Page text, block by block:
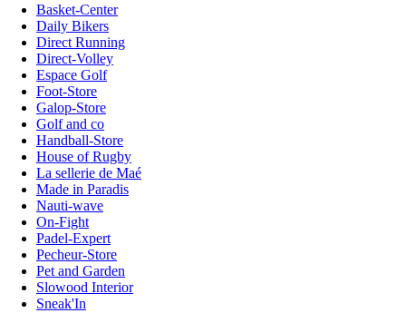
Basket-Center
Daily Bikers
Direct Running
Direct-Volley
Espace Golf
Foot-Store
Galop-Store
Golf and co
Handball-Store
House of Rugby
La sellerie de Maé
Made in Paradis
Nauti-wave
On-Fight
Padel-Expert
Pecheur-Store
Pet and Garden
Slowood Interior
Sneak'In